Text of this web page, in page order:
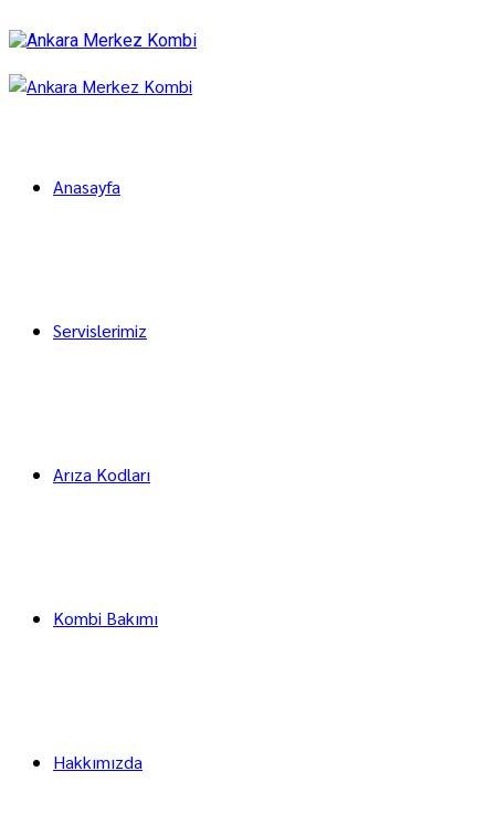
Anasayfa
Servislerimiz
Arıza Kodları
Kombi Bakımı
Hakkımızda